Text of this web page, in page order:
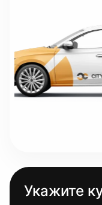
Укажите